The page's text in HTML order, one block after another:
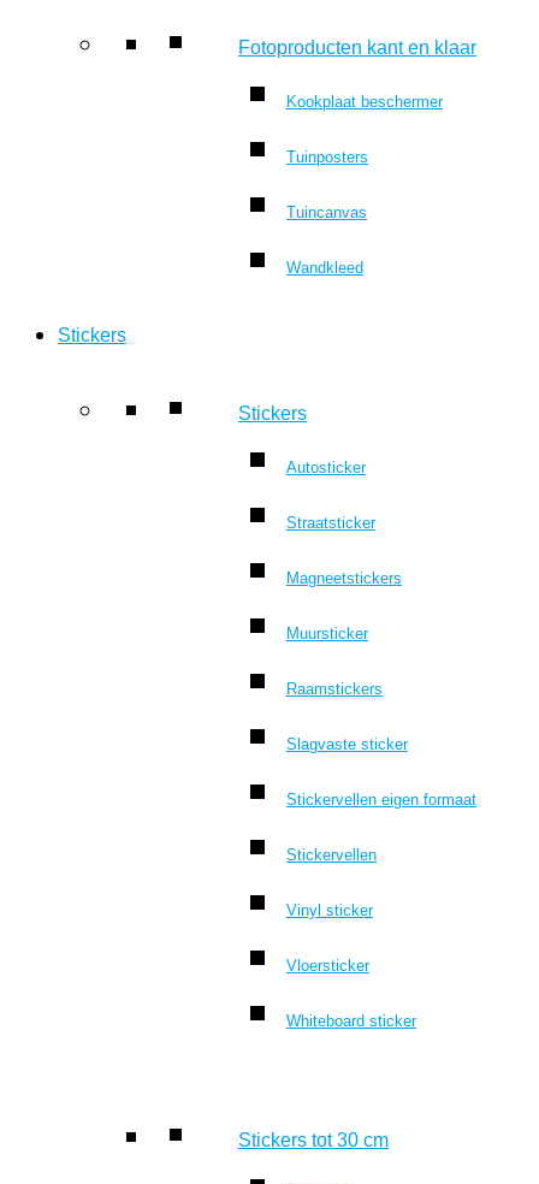
Fotoproducten kant en klaar
Kookplaat beschermer
Tuinposters
Tuincanvas
Wandkleed
Stickers
Stickers
Autosticker
Straatsticker
Magneetstickers
Muursticker
Raamstickers
Slagvaste sticker
Stickervellen eigen formaat
Stickervellen
Vinyl sticker
Vloersticker
Whiteboard sticker
Stickers tot 30 cm